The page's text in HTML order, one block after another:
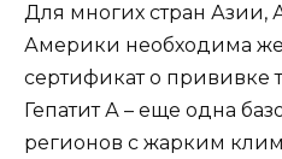
Для многих стран Азии,
Америки необходима
сертификат о прививке
Гепатит А – еще одна
регионов с жарким